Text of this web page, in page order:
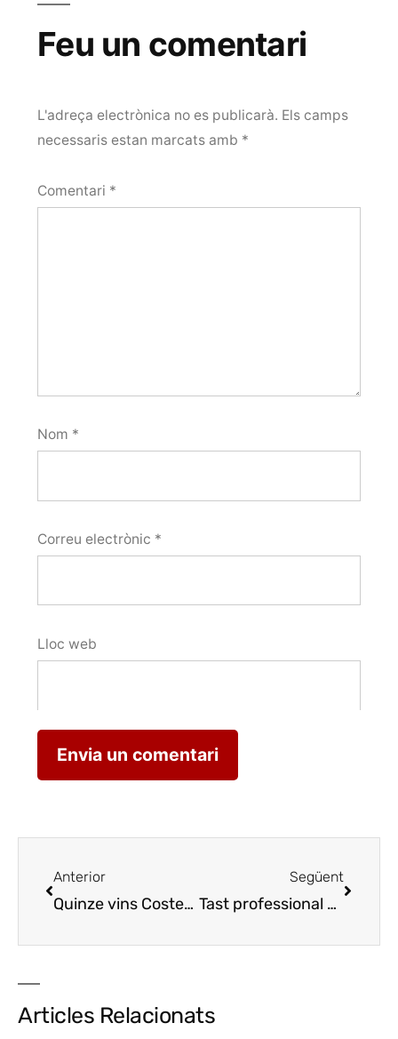
Feu un comentari
L'adreça electrònica no es publicarà. Els camps
necessaris estan marcats amb *
Comentari *
Nom *
Correu electrònic *
Lloc web
Anterior
Quinze vins Costers del Segre premiats als Decanter World Wine Awards
Següent
Tast professional de l’ACS a Lleida amb Pablo Ossorio
Articles Relacionats